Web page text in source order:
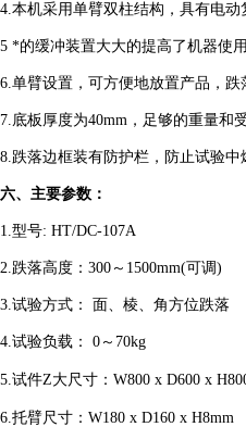
4.本机采用单臂双柱结构，具有电
5 *的缓冲装置大大的提高了机器使
6.单臂设置，可方便地放置产品，
7.底板厚度为40mm，足够的重量和
8.跌落边框装有防护栏，防止试验中
六、主要参数：
1.型号: HT/DC-107A
2.跌落高度：300 ～1500mm(可调)
3.试验方式： 面、棱、角方位跌落
4.试验负载： 0 ～70kg
5.试件Z大尺寸：W800 x D600 x
6.托臂尺寸：W180 x D160 x H8mm